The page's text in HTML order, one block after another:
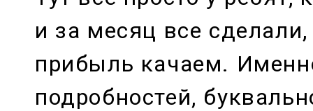
и за месяц все
прибыль качаем.
подробностей,